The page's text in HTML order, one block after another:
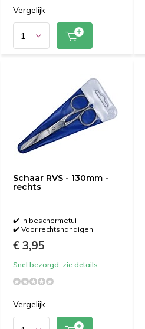
Vergelijk
Schaar RVS - 130mm -
rechts
✔️ In beschermetui
✔️ Voor rechtshandigen
€ 3,95
Snel bezorgd, zie details
Vergelijk